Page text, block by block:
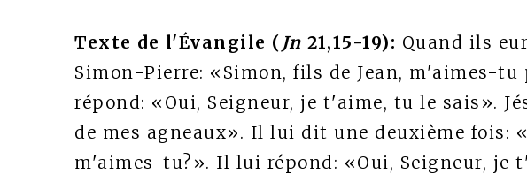
Texte de l'Évangile ( Jn 21,15-19): Quand ils
Simon-Pierre: «Simon, fils de Jean, m'aimes-
répond: «Oui, Seigneur, je t'aime, tu le sais».
de mes agneaux». Il lui dit une deuxième fois:
m'aimes-tu?». Il lui répond: «Oui, Seigneur, je